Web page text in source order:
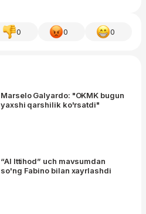
0 0 0
Marselo Galyardo: "OKMK bugun
yaxshi qarshilik ko'rsatdi"
“Al Ittihod” uch mavsumdan
so'ng Fabino bilan xayrlashdi